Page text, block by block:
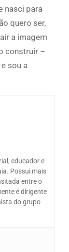
nasci para
quero ser,
a imagem
construir –
sou a
educador e
Possui mais
entre o
é dirigente
do grupo